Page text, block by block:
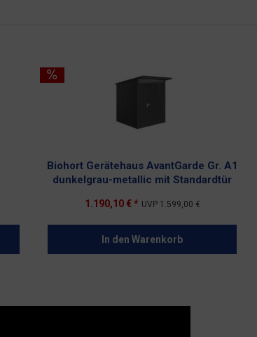
Biohort Gerätehaus AvantGarde Gr. A1
dunkelgrau-metallic mit Standardtür
1.190,10 € * UVP 1.599,00 €
In den Warenkorb